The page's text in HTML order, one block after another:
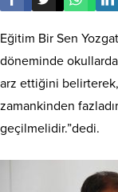
Eğitim Bir Sen
döneminde
arz ettiğini
zamankinden
geçilmelidir.”dedi.